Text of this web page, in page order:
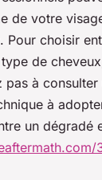
de votre
Pour choisir
de
pas à
à
un